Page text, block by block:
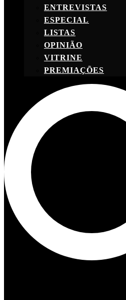
ENTREVISTAS
ESPECIAL
LISTAS
OPINIÃO
VITRINE
PREMIAÇÕES